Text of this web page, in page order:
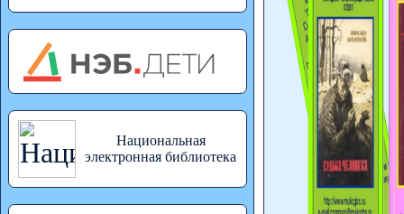
Национальная
электронная библиотека